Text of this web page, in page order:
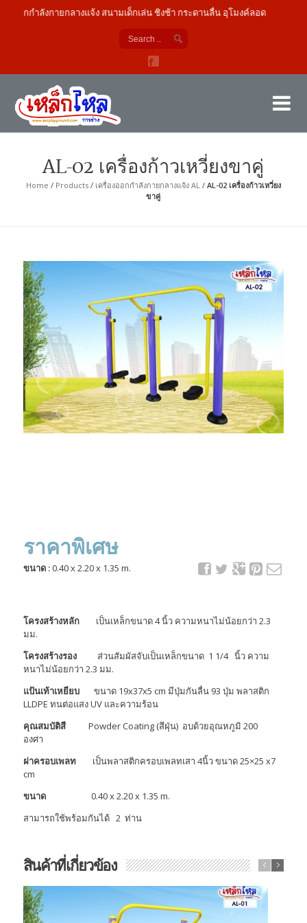
ออกกำลังกายกลางแจ้ง สนามเด็กเล่น ชิงช้า กระดานลื่น อุโมงค์ลอด
AL-02 เครื่องก้าวเหวี่ยงขาคู่
Home / Products/ เครื่องออกกำลังกายกลางแจ้ง AL / AL-02 เครื่องก้าวเหวี่ยง
ขาคู่
ราคาพิเศษ
ขนาด :0.40 x 2.20 x 1.35 m.
โครงสร้างหลักเป็นเหล็กขนาด 4 นิ้ว ความหนาไม่น้อยกว่า 2.3
มม.
โครงสร้างรองส่วนสัมผัสจับเป็นเหล็กขนาด 1 1/4 นิ้ว ความ
หนาไม่น้อยกว่า 2.3 มม.
แป้นเท้าเหยียบขนาด 19x37x5 cm มีปุ่มกันลื่น 93 ปุ่ม พลาสติก
LLDPE ทนต่อแสง UV และความร้อน
คุณสมบัติสี
Powder Coating (สีฝุ่น) อบด้วยอุณหภูมิ 200
องศา
ฝาครอบเพลทเป็นพลาสติกครอบเพลทเสา 4นิ้ว ขนาด 25×25 x7
cm
ขนาด
0.40 x 2.20 x 1.35 m.
สามารถใช้พร้อมกันได้ 2 ท่าน
สินค้าที่เกี่ยวข้อง